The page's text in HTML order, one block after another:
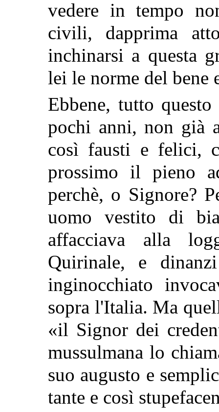
vedere in tempo
civili, dapprima
inchinarsi a questa
lei le norme del bene
Ebbene, tutto
pochi anni, non già
così fausti e felici,
prossimo il pieno
perchè, o Signore?
uomo vestito di
affacciava alla
Quirinale, e
inginocchiato
sopra l'Italia. Ma
«il Signor dei
mussulmana lo
suo augusto e
tante e così